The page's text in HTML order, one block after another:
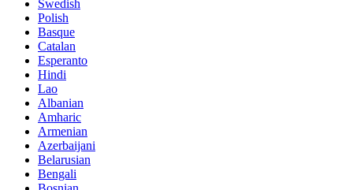
Swedish
Polish
Basque
Catalan
Esperanto
Hindi
Lao
Albanian
Amharic
Armenian
Azerbaijani
Belarusian
Bengali